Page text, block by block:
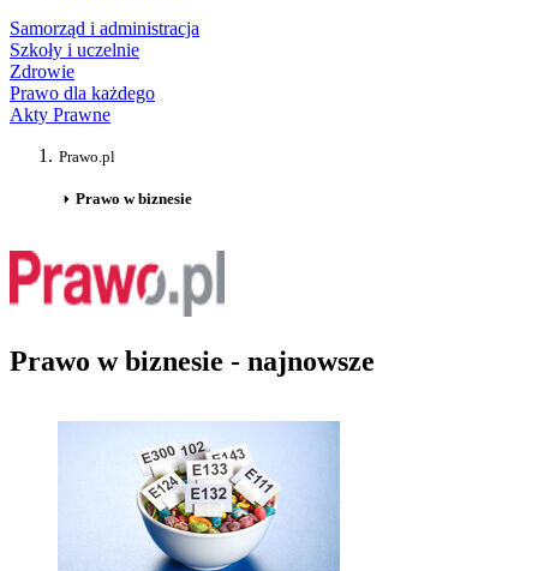
Samorząd i administracja
Szkoły i uczelnie
Zdrowie
Prawo dla każdego
Akty Prawne
Prawo.pl
Prawo w biznesie
Prawo w biznesie - najnowsze